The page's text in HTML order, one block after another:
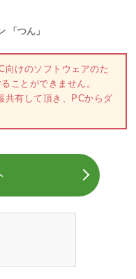
「つん」
向けのソフトウェアのた
ことができません。
共有して頂き、PCからダ